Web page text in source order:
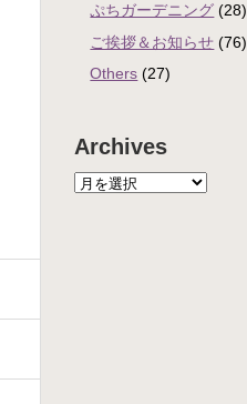
ぷちガーデニング (28)
ご挨拶＆お知らせ (76)
Others (27)
Archives